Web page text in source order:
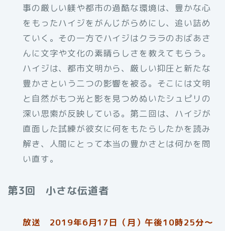
事の厳しい躾や都市の過酷な環境は、豊かな心
をもったハイジをがんじがらめにし、追い詰め
ていく。その一方でハイジはクララのおばあさ
んに文字や文化の素晴らしさを教えてもらう。
ハイジは、都市文明から、厳しい抑圧と新たな
豊かさという二つの影響を被る。そこには文明
と自然がもつ光と影を見つめぬいたシュピリの
深い思索が反映している。第二回は、ハイジが
直面した試練が彼女に何をもたらしたかを読み
解き、人間にとって本当の豊かさとは何かを問
い直す。
第3回 小さな伝道者
放送 2019年6月17日（月）午後10時25分～